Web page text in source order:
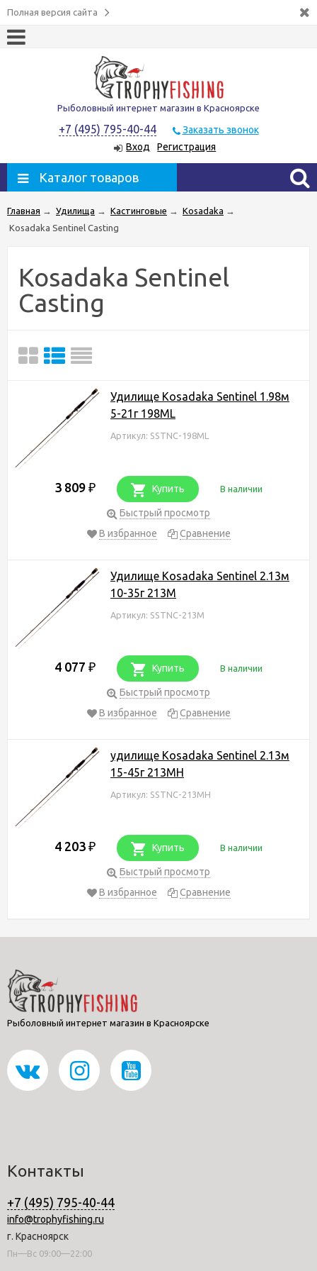
Полная версия сайта
Рыболовный интернет магазин в Красноярске
+7 (495) 795-40-44
Заказать звонок
Вход
Регистрация
Каталог товаров
Главная → Удилища → Кастинговые → Kosadaka →
Kosadaka Sentinel Casting
Kosadaka Sentinel
Casting
Удилище Kosadaka Sentinel 1.98м
5-21г 198ML
Артикул: SSTNC-198ML
3 809 ₽ Купить В наличии
Быстрый просмотр
В избранное
Сравнение
Удилище Kosadaka Sentinel 2.13м
10-35г 213M
Артикул: SSTNC-213M
4 077 ₽ Купить В наличии
Быстрый просмотр
В избранное
Сравнение
удилище Kosadaka Sentinel 2.13м
15-45г 213MH
Артикул: SSTNC-213MH
4 203 ₽ Купить В наличии
Быстрый просмотр
В избранное
Сравнение
Рыболовный интернет магазин в Красноярске
Контакты
+7 (495) 795-40-44
info@trophyfishing.ru
г. Красноярск
Пн—Вс 09:00—22:00